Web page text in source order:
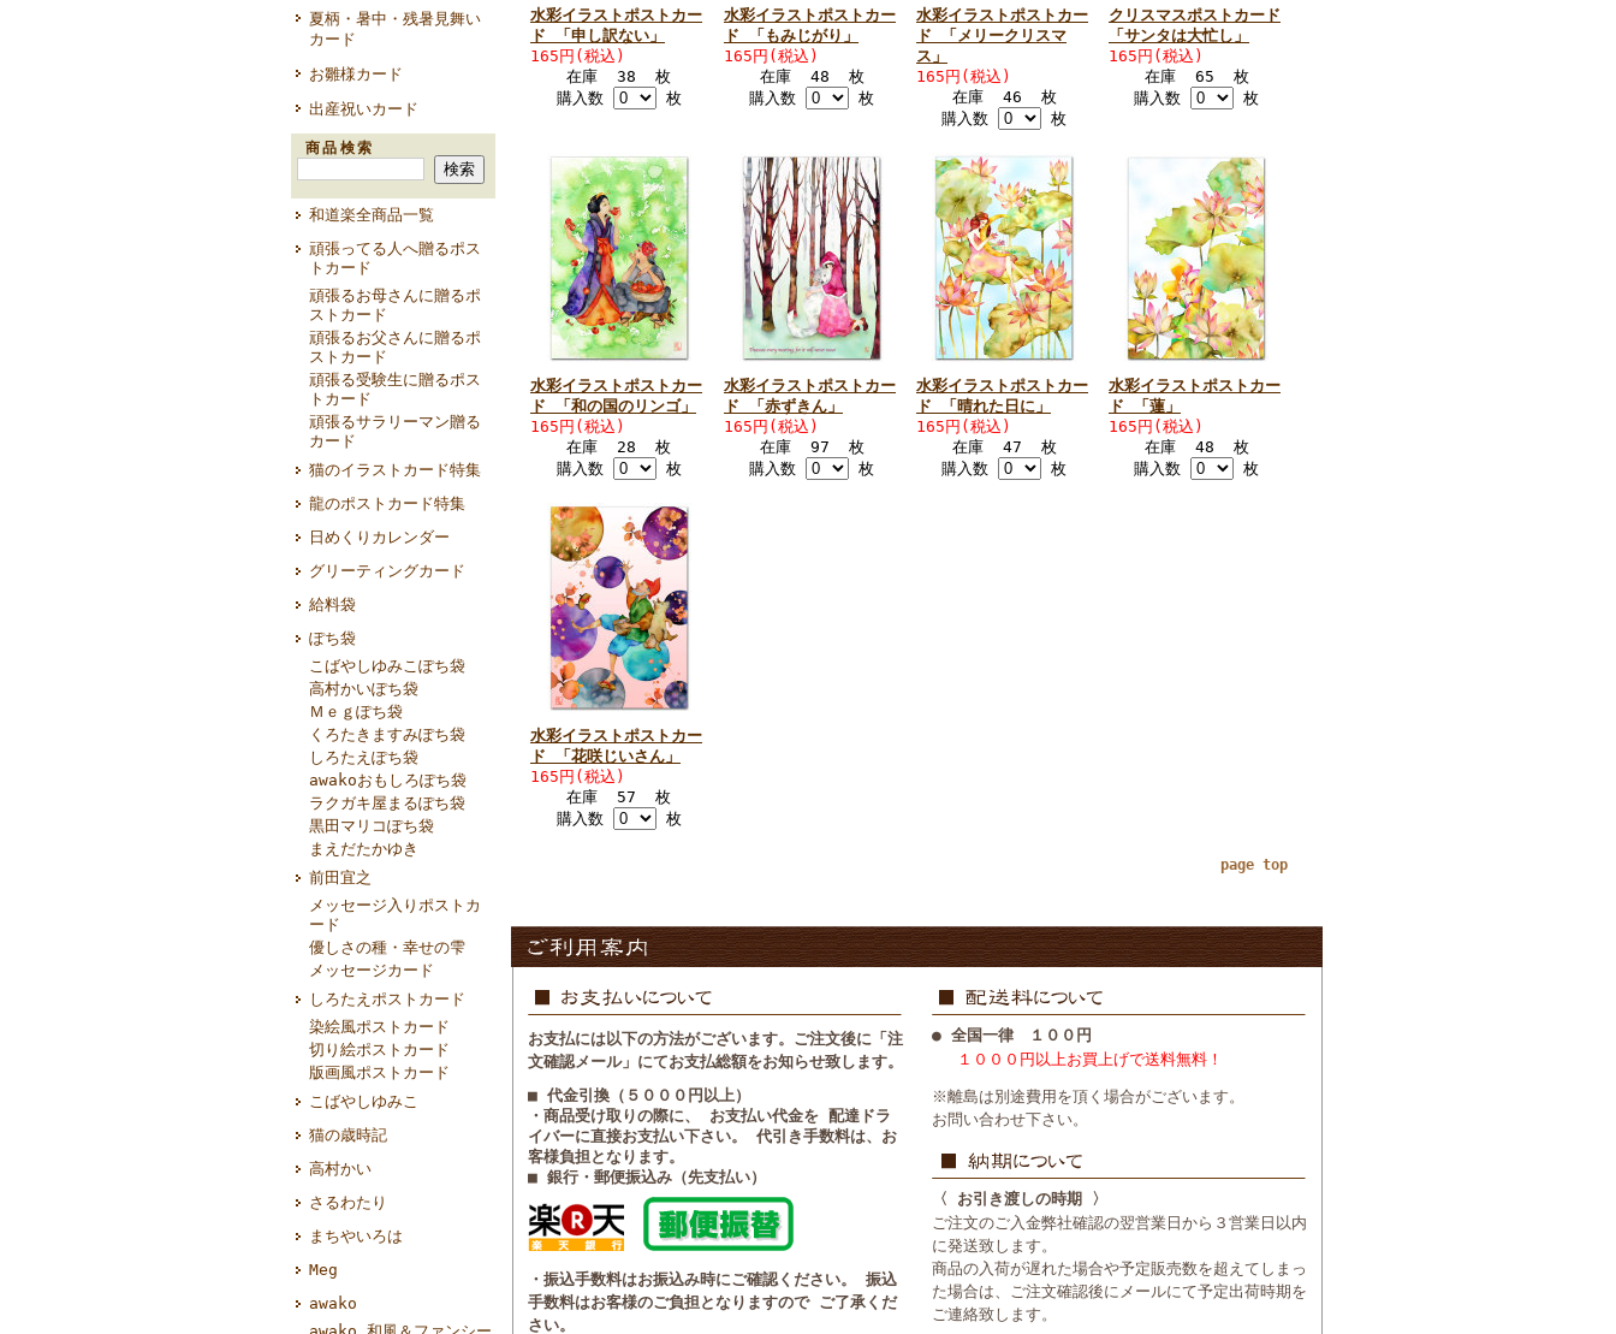
夏柄・暑中・残暑見舞い
カード
お雛様カード
出産祝いカード
商品検索
和道楽全商品一覧
頑張ってる人へ贈るポス
トカード
頑張るお母さんに贈るポ
ストカード
頑張るお父さんに贈るポ
ストカード
頑張る受験生に贈るポス
トカード
頑張るサラリーマン贈る
カード
猫のイラストカード特集
龍のポストカード特集
日めくりカレンダー
グリーティングカード
給料袋
ぽち袋
こばやしゆみこぽち袋
高村かいぽち袋
Ｍｅｇぽち袋
くろたきますみぽち袋
しろたえぽち袋
awakoおもしろぽち袋
ラクガキ屋まるぽち袋
黒田マリコぽち袋
まえだたかゆき
前田宜之
メッセージ入りポストカ
ード
優しさの種・幸せの雫
メッセージカード
しろたえポストカード
染絵風ポストカード
切り絵ポストカード
版画風ポストカード
こばやしゆみこ
猫の歳時記
高村かい
さるわたり
まちやいろは
Meg
awako
水彩イラストポストカー
ド 「申し訳ない」
165円(税込)
在庫 38 枚
購入数
枚
水彩イラストポストカー
ド 「もみじがり」
165円(税込)
在庫 48 枚
購入数
枚
水彩イラストポストカー
ド 「メリークリスマ
ス」
165円(税込)
在庫 46 枚
購入数
枚
クリスマスポストカード
「サンタは大忙し」
165円(税込)
在庫 65 枚
購入数
枚
水彩イラストポストカー
ド 「和の国のリンゴ」
165円(税込)
在庫 28 枚
購入数
枚
水彩イラストポストカー
ド 「赤ずきん」
165円(税込)
在庫 97 枚
購入数
枚
水彩イラストポストカー
ド 「晴れた日に」
165円(税込)
在庫 47 枚
購入数
枚
水彩イラストポストカー
ド 「蓮」
165円(税込)
在庫 48 枚
購入数
枚
水彩イラストポストカー
ド 「花咲じいさん」
165円(税込)
在庫 57 枚
購入数
枚
page top
お支払には以下の方法がございます。ご注文後に「注
文確認メール」にてお支払総額をお知らせ致します。
■ 代金引換（５０００円以上）
・商品受け取りの際に、 お支払い代金を 配達ドラ
イバーに直接お支払い下さい。 代引き手数料は、お
客様負担となります。
■ 銀行・郵便振込み（先支払い）
・振込手数料はお振込み時にご確認ください。 振込
手数料はお客様のご負担となりますので ご了承くだ
さい。
● 全国一律 １００円
１０００円以上お買上げで送料無料！
※離島は別途費用を頂く場合がございます。
お問い合わせ下さい。
〈 お引き渡しの時期 〉
ご注文のご入金弊社確認の翌営業日から３営業日以内
に発送致します。
商品の入荷が遅れた場合や予定販売数を超えてしまっ
た場合は、ご注文確認後にメールにて予定出荷時期を
ご連絡致します。